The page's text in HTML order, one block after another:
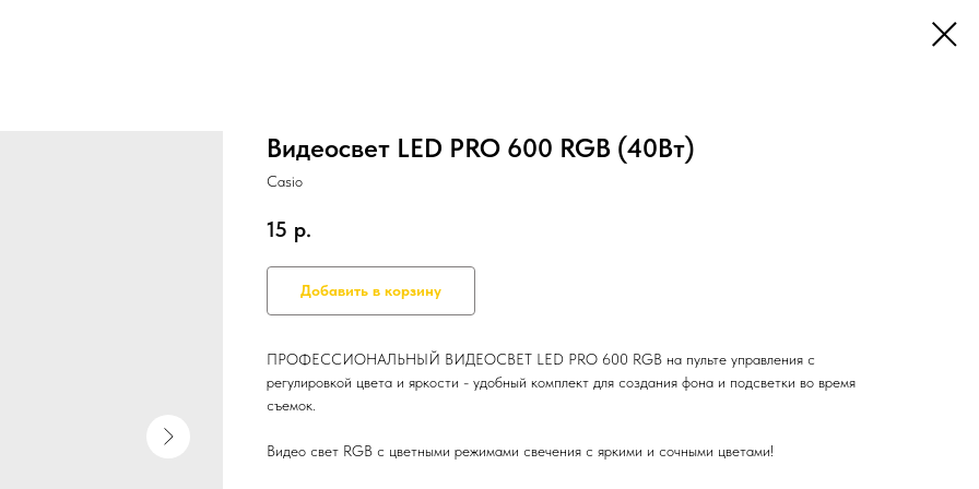
Видеосвет LED PRO 600 RGB (40Вт)
Casio
15 р.
Добавить в корзину
ПРОФЕССИОНАЛЬНЫЙ ВИДЕОСВЕТ LED PRO 600 RGB на пульте управления с
регулировкой цвета и яркости - удобный комплект для создания фона и подсветки во время
съемок.
Видео свет RGB с цветными режимами свечения с яркими и сочными цветами!